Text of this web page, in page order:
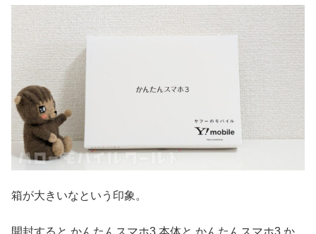
箱が大きいなという印象。
開封すると かんたんスマホ3 本体と かんたんスマホ3 か